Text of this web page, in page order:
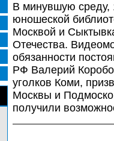
В минувшую среду,
юношеской
Москвой и
Отечества.
обязанности
РФ Валерий
уголков Коми,
Москвы и
получили